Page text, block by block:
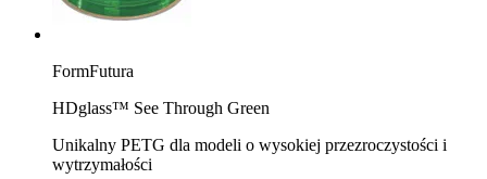
FormFutura
HDglass™ See Through Green
Unikalny PETG dla modeli o wysokiej przezroczystości i
wytrzymałości